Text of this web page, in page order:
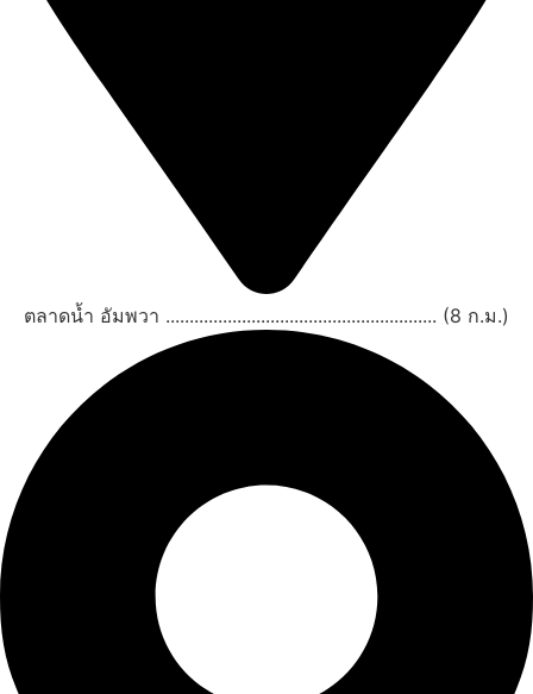
ตลาดน้ำ อัมพวา ......................................................... (8 ก.ม.)